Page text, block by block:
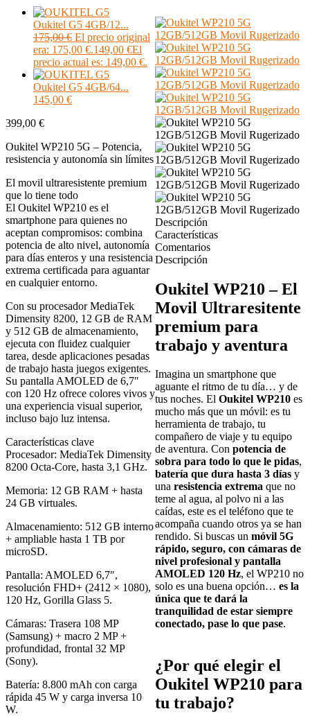
Oukitel G5 4GB/12...
175,00€ El precio original
era: 175,00 €.149,00 €El
precio actual es: 149,00 €.
Oukitel G5 4GB/64...
145,00 €
399,00 €
Oukitel WP210 5G – Potencia,
resistencia y autonomía sin límites
El movil ultraresistente premium
que lo tiene todo
El Oukitel WP210 es el
smartphone para quienes no
aceptan compromisos: combina
potencia de alto nivel, autonomía
para días enteros y una resistencia
extrema certificada para aguantar
en cualquier entorno.
Con su procesador MediaTek
Dimensity 8200, 12 GB de RAM
y 512 GB de almacenamiento,
ejecuta con fluidez cualquier
tarea, desde aplicaciones pesadas
de trabajo hasta juegos exigentes.
Su pantalla AMOLED de 6,7″
con 120 Hz ofrece colores vivos y
una experiencia visual superior,
incluso bajo luz intensa.
Características clave
Procesador: MediaTek Dimensity
8200 Octa-Core, hasta 3,1 GHz.
Memoria: 12 GB RAM + hasta
24 GB virtuales.
Almacenamiento: 512 GB interno
+ ampliable hasta 1 TB por
microSD.
Pantalla: AMOLED 6,7″,
resolución FHD+ (2412 × 1080),
120 Hz, Gorilla Glass 5.
Cámaras: Trasera 108 MP
(Samsung) + macro 2 MP +
profundidad, frontal 32 MP
(Sony).
Batería: 8.800 mAh con carga
rápida 45 W y carga inversa 10
W.
Descripción
Características
Comentarios
Descripción
Oukitel WP210 – El
Movil Ultraresitente
premium para
trabajo y aventura
Imagina un smartphone que
aguante el ritmo de tu día… y de
tus noches. El Oukitel WP210 es
mucho más que un móvil: es tu
herramienta de trabajo, tu
compañero de viaje y tu equipo
de aventura. Con potencia de
sobra para todo lo que le pidas,
batería que dura hasta 3 días y
una resistencia extrema que no
teme al agua, al polvo ni a las
caídas, este es el teléfono que te
acompaña cuando otros ya se han
rendido. Si buscas un móvil 5G
rápido, seguro, con cámaras de
nivel profesional y pantalla
AMOLED 120 Hz, el WP210 no
solo es una buena opción… es la
única que te dará la
tranquilidad de estar siempre
conectado, pase lo que pase.
¿Por qué elegir el
Oukitel WP210 para
tu trabajo?